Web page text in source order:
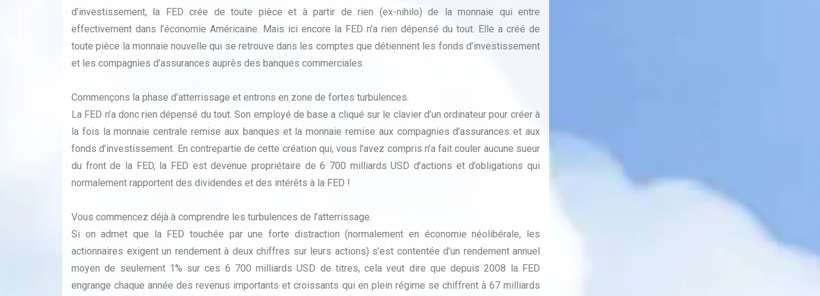
d’investissement, la FED crée de toute pièce et à partir de rien (ex-nihilo) de la monnaie qui entre
effectivement dans l’économie Américaine. Mais ici encore la FED n’a rien dépensé du tout. Elle a créé de
toute pièce la monnaie nouvelle qui se retrouve dans les comptes que détiennent les fonds d’investissement
et les compagnies d’assurances auprès des banques commerciales.
Commençons la phase d’atterrissage et entrons en zone de fortes turbulences.
La FED n’a donc rien dépensé du tout. Son employé de base a cliqué sur le clavier d’un ordinateur pour créer à
la fois la monnaie centrale remise aux banques et la monnaie remise aux compagnies d’assurances et aux
fonds d’investissement. En contrepartie de cette création qui, vous l’avez compris n’a fait couler aucune sueur
du front de la FED, la FED est devenue propriétaire de 6 700 milliards USD d’actions et d’obligations qui
normalement rapportent des dividendes et des intérêts à la FED !
Vous commencez déjà à comprendre les turbulences de l’atterrissage.
Si on admet que la FED touchée par une forte distraction (normalement en économie néolibérale, les
actionnaires exigent un rendement à deux chiffres sur leurs actions) s’est contentée d’un rendement annuel
moyen de seulement 1% sur ces 6 700 milliards USD de titres, cela veut dire que depuis 2008 la FED
engrange chaque année des revenus importants et croissants qui en plein régime se chiffrent à 67 milliards